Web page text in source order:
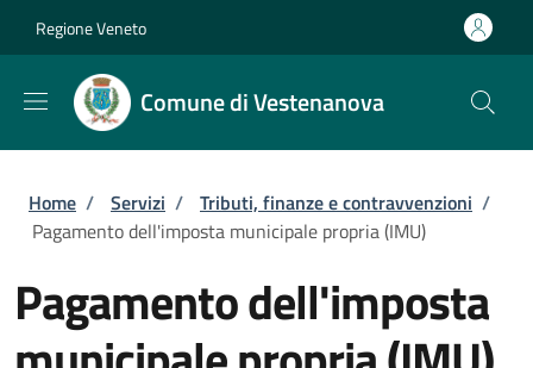
Regione Veneto
Comune di Vestenanova
Briciole di pane
Home / Servizi / Tributi, finanze e contravvenzioni /
Pagamento dell'imposta municipale propria (IMU)
Pagamento dell'imposta